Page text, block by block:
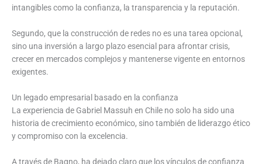
intangibles como la confianza, la transparencia y la reputación.
Segundo, que la construcción de redes no es una tarea opcional,
sino una inversión a largo plazo esencial para afrontar crisis,
crecer en mercados complejos y mantenerse vigente en entornos
exigentes.
Un legado empresarial basado en la confianza
La experiencia de Gabriel Massuh en Chile no solo ha sido una
historia de crecimiento económico, sino también de liderazgo ético
y compromiso con la excelencia.
A través de Bagno, ha dejado claro que los vínculos de confianza